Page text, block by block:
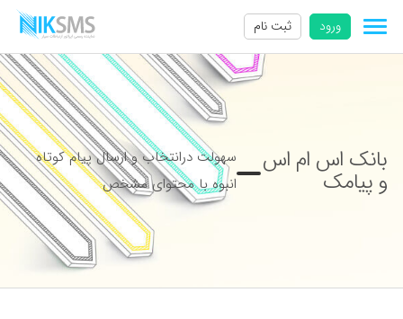
ورود ثبت نام
بانک اس ام اس
و پیامک
سهولت درانتخاب و ارسال پیام کوتاه
انبوه با محتوای مشخص